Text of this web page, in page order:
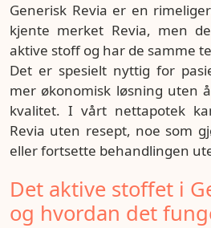
Generisk Revia er en
kjente merket Revia, men
aktive stoff og har de samme
Det er spesielt nyttig for
mer økonomisk løsning uten
kvalitet. I vårt nettapotek
Revia uten resept, noe som
eller fortsette behandlingen
Det aktive stoffet i
og hvordan det